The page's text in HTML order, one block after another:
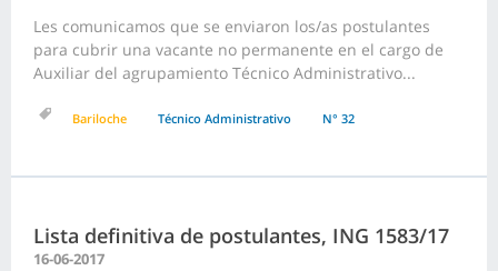
Les comunicamos que se enviaron los/as postulantes
para cubrir una vacante no permanente en el cargo de
Auxiliar del agrupamiento Técnico Administrativo...
Bariloche Técnico Administrativo N° 32
Lista definitiva de postulantes, ING 1583/17
16-06-2017